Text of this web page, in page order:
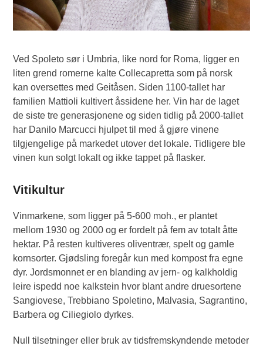
Ved Spoleto sør i Umbria, like nord for Roma, ligger en
liten grend romerne kalte Collecapretta som på norsk
kan oversettes med Geitåsen. Siden 1100-tallet har
familien Mattioli kultivert åssidene her. Vin har de laget
de siste tre generasjonene og siden tidlig på 2000-tallet
har Danilo Marcucci hjulpet til med å gjøre vinene
tilgjengelige på markedet utover det lokale. Tidligere ble
vinen kun solgt lokalt og ikke tappet på flasker.
Vitikultur
Vinmarkene, som ligger på 5-600 moh., er plantet
mellom 1930 og 2000 og er fordelt på fem av totalt åtte
hektar. På resten kultiveres oliventrær, spelt og gamle
kornsorter. Gjødsling foregår kun med kompost fra egne
dyr. Jordsmonnet er en blanding av jern- og kalkholdig
leire ispedd noe kalkstein hvor blant andre druesortene
Sangiovese, Trebbiano Spoletino, Malvasia, Sagrantino,
Barbera og Ciliegiolo dyrkes.
Null tilsetninger eller bruk av tidsfremskyndende metoder